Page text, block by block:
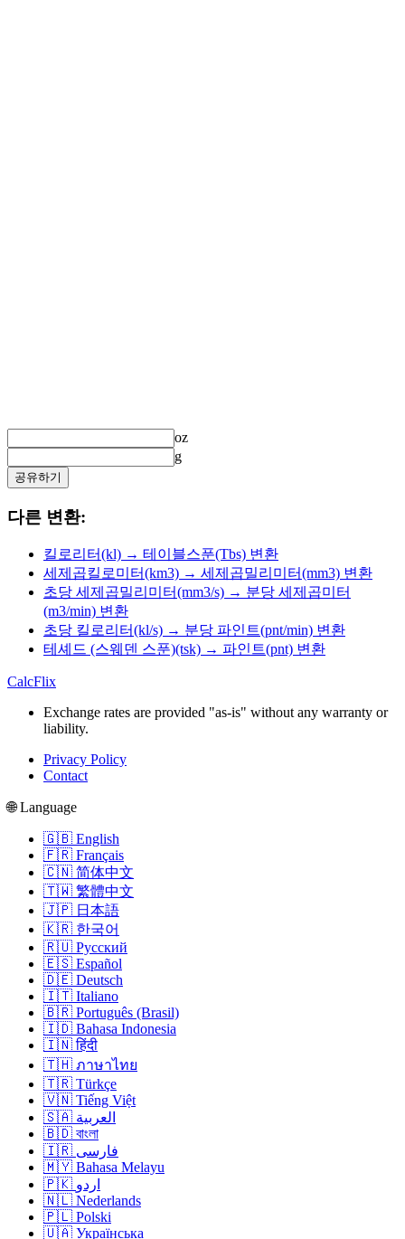
oz
g
공유하기
다른 변환:
킬로리터(kl) → 테이블스푼(Tbs) 변환
세제곱킬로미터(km3) → 세제곱밀리미터(mm3) 변환
초당 세제곱밀리미터(mm3/s) → 분당 세제곱미터
(m3/min) 변환
초당 킬로리터(kl/s) → 분당 파인트(pnt/min) 변환
테셰드 (스웨덴 스푼)(tsk) → 파인트(pnt) 변환
CalcFlix
Exchange rates are provided "as-is" without any warranty or
liability.
Privacy Policy
Contact
🌐 Language
🇬🇧 English
🇫🇷 Français
🇨🇳 简体中文
🇹🇼 繁體中文
🇯🇵 日本語
🇰🇷 한국어
🇷🇺 Русский
🇪🇸 Español
🇩🇪 Deutsch
🇮🇹 Italiano
🇧🇷 Português (Brasil)
🇮🇩 Bahasa Indonesia
🇮🇳 हिंदी
🇹🇭 ภาษาไทย
🇹🇷 Türkçe
🇻🇳 Tiếng Việt
🇸🇦 العربية
🇧🇩 বাংলা
🇮🇷 فارسی
🇲🇾 Bahasa Melayu
🇵🇰 اردو
🇳🇱 Nederlands
🇵🇱 Polski
🇺🇦 Українська